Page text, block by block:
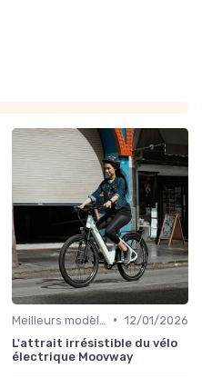
• 12/01/2026
L'attrait irrésistible du vélo
électrique Moovway